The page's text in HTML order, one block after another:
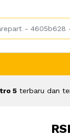
5 terbaru dan